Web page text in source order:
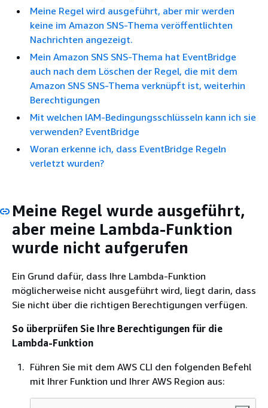
Meine Regel wird ausgeführt, aber mir werden
keine im Amazon SNS-Thema veröffentlichten
Nachrichten angezeigt.
Mein Amazon SNS SNS-Thema hat EventBridge
auch nach dem Löschen der Regel, die mit dem
Amazon SNS SNS-Thema verknüpft ist, weiterhin
Berechtigungen
Mit welchen IAM-Bedingungsschlüsseln kann ich sie
verwenden? EventBridge
Woran erkenne ich, dass EventBridge Regeln
verletzt wurden?
Meine Regel wurde ausgeführt,
aber meine Lambda-Funktion
wurde nicht aufgerufen
Ein Grund dafür, dass Ihre Lambda-Funktion
möglicherweise nicht ausgeführt wird, liegt darin, dass
Sie nicht über die richtigen Berechtigungen verfügen.
So überprüfen Sie Ihre Berechtigungen für die
Lambda-Funktion
Führen Sie mit dem AWS CLI den folgenden Befehl
mit Ihrer Funktion und Ihrer AWS Region aus: